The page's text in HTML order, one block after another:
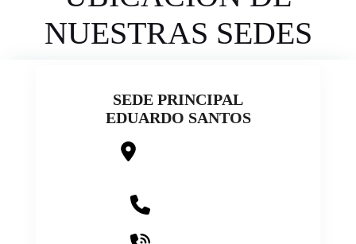
NUESTRAS SEDES
SEDE PRINCIPAL
EDUARDO SANTOS